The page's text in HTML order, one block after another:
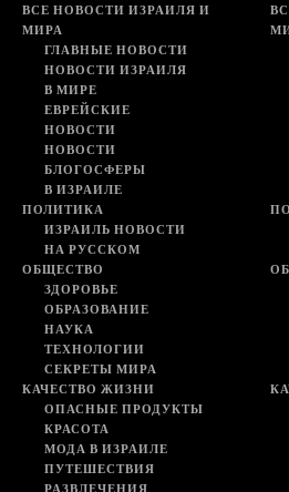
ВСЕ НОВОСТИ ИЗРАИЛЯ И
МИРА
ГЛАВНЫЕ НОВОСТИ
НОВОСТИ ИЗРАИЛЯ
В МИРЕ
ЕВРЕЙСКИЕ
НОВОСТИ
НОВОСТИ
БЛОГОСФЕРЫ
В ИЗРАИЛЕ
ПОЛИТИКА
ИЗРАИЛЬ НОВОСТИ
НА РУССКОМ
ОБЩЕСТВО
ЗДОРОВЬЕ
ОБРАЗОВАНИЕ
НАУКА
ТЕХНОЛОГИИ
СЕКРЕТЫ МИРА
КАЧЕСТВО ЖИЗНИ
ОПАСНЫЕ ПРОДУКТЫ
КРАСОТА
МОДА В ИЗРАИЛЕ
ПУТЕШЕСТВИЯ